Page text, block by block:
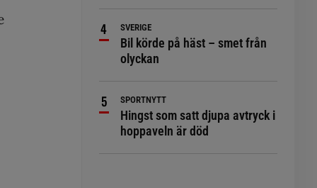
SVERIGE
Bil körde på häst – smet från
olyckan
SPORTNYTT
Hingst som satt djupa avtryck i
hoppaveln är död